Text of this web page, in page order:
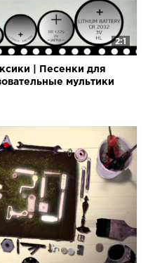
2:1
| Песенки для
мультики